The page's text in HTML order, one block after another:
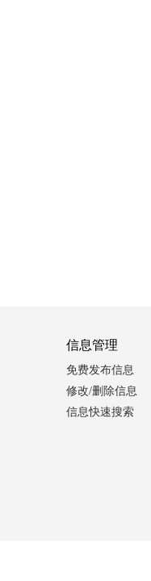
信息管理
免费发布信息
修改/删除信息
信息快速搜索